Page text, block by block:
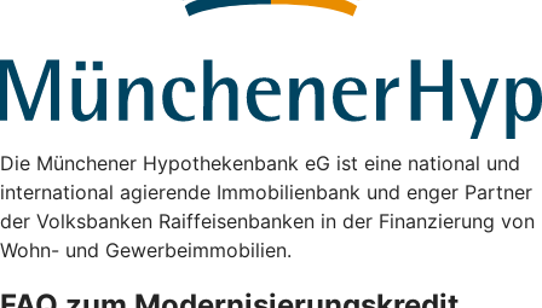
Die Münchener Hypothekenbank eG ist eine national und
international agierende Immobilienbank und enger Partner
der Volksbanken Raiffeisenbanken in der Finanzierung von
Wohn- und Gewerbeimmobilien.